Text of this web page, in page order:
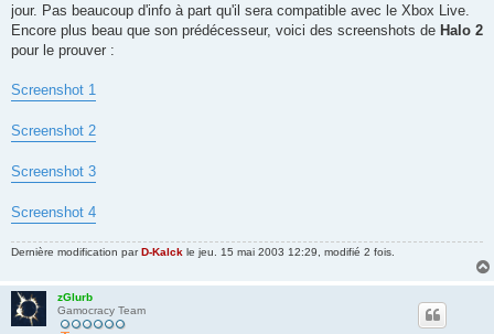
a
g
jour. Pas beaucoup d'info à part qu'il sera compatible avec le Xbox Live.
Encore plus beau que son prédécesseur, voici des screenshots de Halo 2
pour le prouver :
Screenshot 1
Screenshot 2
Screenshot 3
Screenshot 4
Dernière modification parD-Kalck le jeu. 15 mai 2003 12:29, modifié 2 fois.
zGlurb
Gamocracy Team